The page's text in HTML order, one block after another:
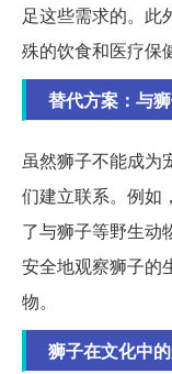
足这些需求的。此
殊的饮食和医疗保
替代方案：与
虽然狮子不能成为
们建立联系。例如
了与狮子等野生动
安全地观察狮子的
物。
狮子在文化中